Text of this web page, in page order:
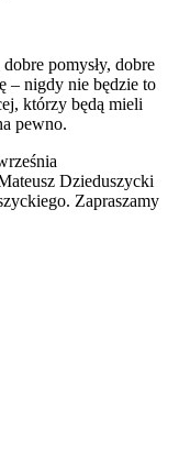
pomysły, dobre
– nigdy nie będzie to
którzy będą mieli
pewno.
Dzieduszycki
Zapraszamy